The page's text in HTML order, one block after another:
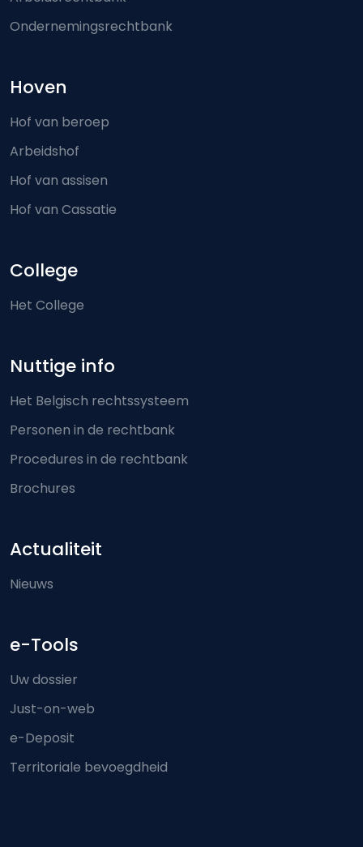
Ondernemingsrechtbank
Hoven
Hof van beroep
Arbeidshof
Hof van assisen
Hof van Cassatie
College
Het College
Nuttige info
Het Belgisch rechtssysteem
Personen in de rechtbank
Procedures in de rechtbank
Brochures
Actualiteit
Nieuws
e-Tools
Uw dossier
Just-on-web
e-Deposit
Territoriale bevoegdheid